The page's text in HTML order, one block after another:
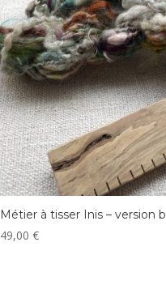
Métier à tisser Inis – version
49,00€